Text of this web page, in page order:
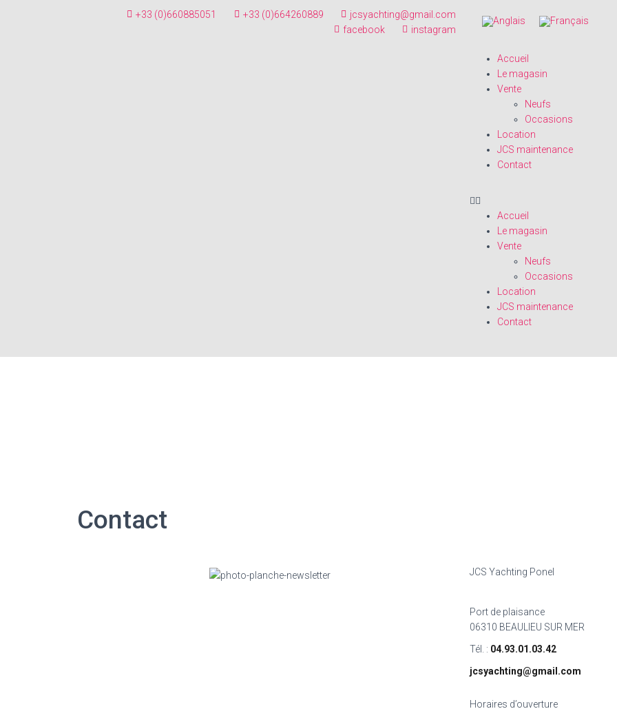
+33 (0)660885051 +33 (0)664260889
jcsyachting@gmail.com
facebook
instagram
Accueil
Le magasin
Vente
Neufs
Occasions
Location
JCS maintenance
Contact
Accueil
Le magasin
Vente
Neufs
Occasions
Location
JCS maintenance
Contact
Contact
JCS Yachting Ponel
Port de plaisance
06310 BEAULIEU SUR MER
Tél. : 04.93.01.03.42
jcsyachting@gmail.com
Horaires d’ouverture